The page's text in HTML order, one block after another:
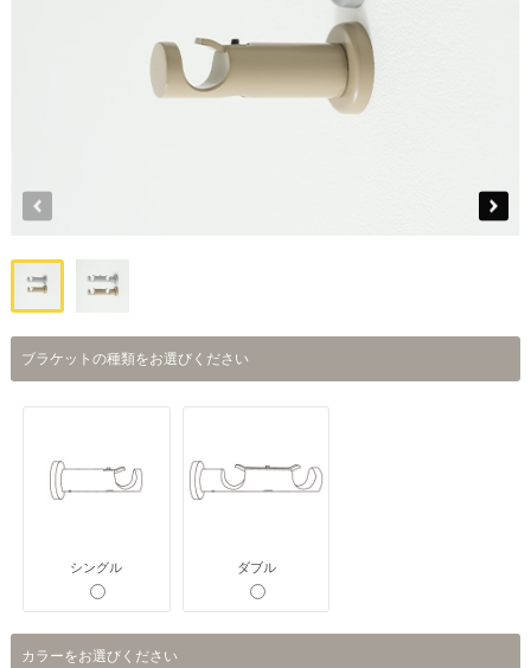
ブラケットの種類をお選びください
シングル ダブル
カラーをお選びください